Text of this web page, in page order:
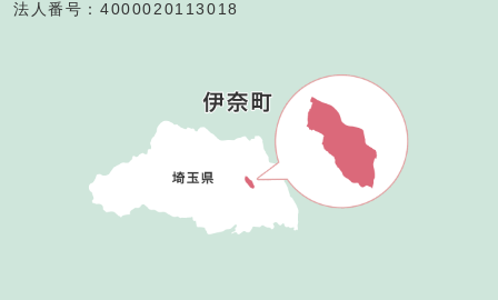
法人番号：4000020113018